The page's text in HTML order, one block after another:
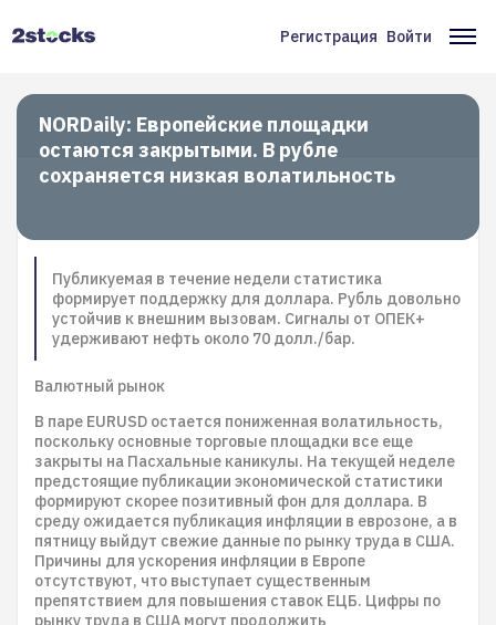
Меню
учётной
записи
пользователя
Регистрация Войти
NORDaily: Европейские площадки
остаются закрытыми. В рубле
сохраняется низкая волатильность
Публикуемая в течение недели статистика
формирует поддержку для доллара. Рубль довольно
устойчив к внешним вызовам. Сигналы от ОПЕК+
удерживают нефть около 70 долл./бар.
Валютный рынок
В паре EURUSD остается пониженная волатильность,
поскольку основные торговые площадки все еще
закрыты на Пасхальные каникулы. На текущей неделе
предстоящие публикации экономической статистики
формируют скорее позитивный фон для доллара. В
среду ожидается публикация инфляции в еврозоне, а в
пятницу выйдут свежие данные по рынку труда в США.
Причины для ускорения инфляции в Европе
отсутствуют, что выступает существенным
препятствием для повышения ставок ЕЦБ. Цифры по
рынку труда в США могут продолжить